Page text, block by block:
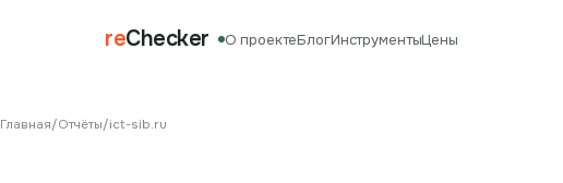
reChecker О проектеБлогИнструментыЦены
Главная/Отчёты/ict-sib.ru